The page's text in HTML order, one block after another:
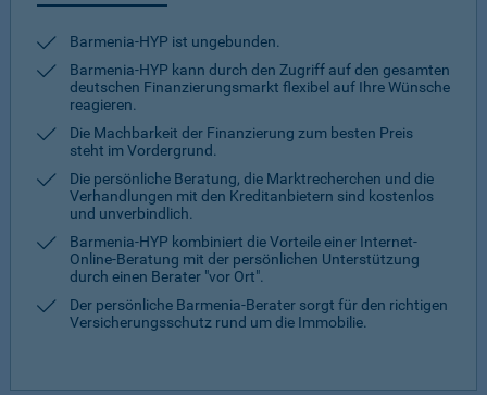
Barmenia-HYP ist ungebunden.
Barmenia-HYP kann durch den Zugriff auf den gesamten
deutschen Finanzierungsmarkt flexibel auf Ihre Wünsche
reagieren.
Die Machbarkeit der Finanzierung zum besten Preis
steht im Vordergrund.
Die persönliche Beratung, die Marktrecherchen und die
Verhandlungen mit den Kreditanbietern sind kostenlos
und unverbindlich.
Barmenia-HYP kombiniert die Vorteile einer Internet-
Online-Beratung mit der persönlichen Unterstützung
durch einen Berater "vor Ort".
Der persönliche Barmenia-Berater sorgt für den richtigen
Versicherungsschutz rund um die Immobilie.